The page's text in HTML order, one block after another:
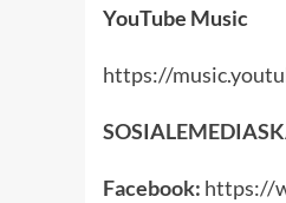
YouTube Music
https://
Facebook: https://